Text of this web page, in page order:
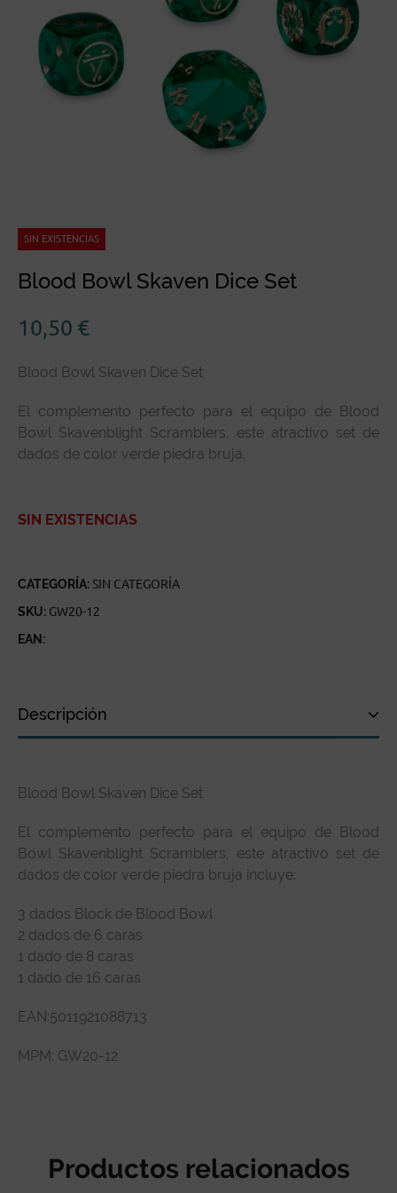
SIN EXISTENCIAS
Blood Bowl Skaven Dice Set
10,50 €
Blood Bowl Skaven Dice Set
El complemento perfecto para el equipo de Blood
Bowl Skavenblight Scramblers, este atractivo set de
dados de color verde piedra bruja.
SIN EXISTENCIAS
CATEGORÍA: SIN CATEGORÍA
SKU: GW20-12
EAN:
Descripción
Especificaciones técnicas
Reseñas de clientes
Blood Bowl Skaven Dice Set
El complemento perfecto para el equipo de Blood
Bowl Skavenblight Scramblers, este atractivo set de
dados de color verde piedra bruja incluye:
3 dados Block de Blood Bowl
2 dados de 6 caras
1 dado de 8 caras
1 dado de 16 caras
EAN:5011921088713
MPM: GW20-12
Productos relacionados